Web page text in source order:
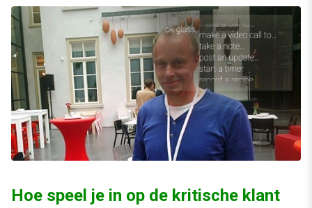
Hoe speel je in op de kritische klant